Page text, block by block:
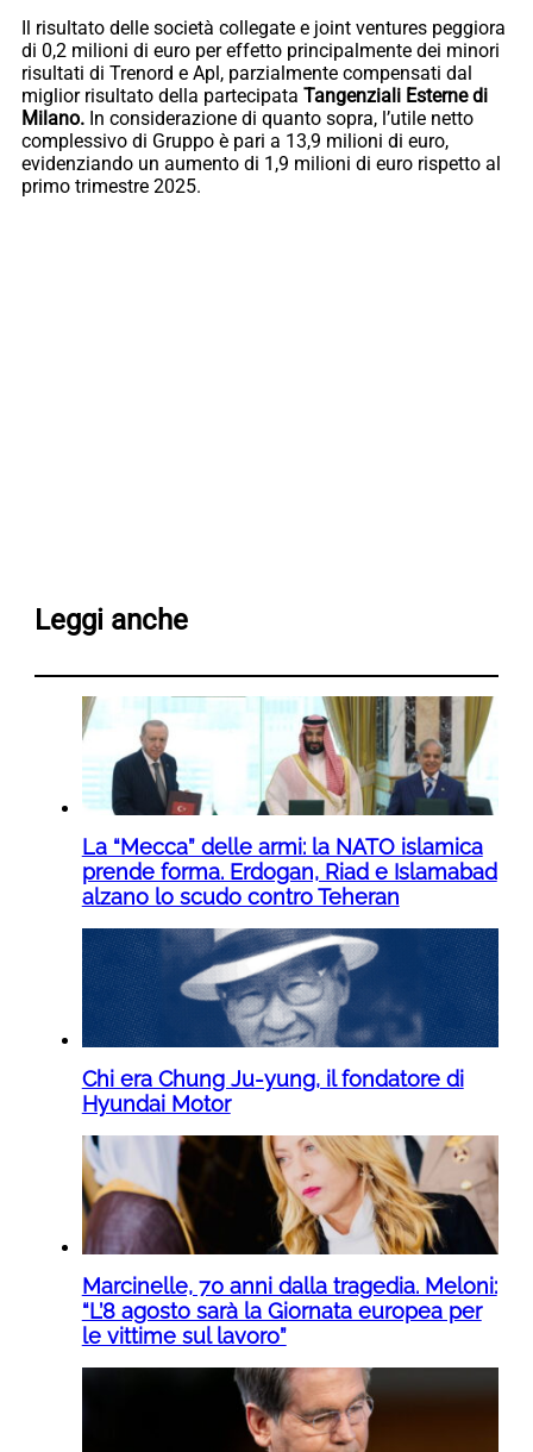
Il risultato delle società collegate e joint ventures peggiora
di 0,2 milioni di euro per effetto principalmente dei minori
risultati di Trenord e Apl, parzialmente compensati dal
miglior risultato della partecipata Tangenziali Esterne di
Milano. In considerazione di quanto sopra, l’utile netto
complessivo di Gruppo è pari a 13,9 milioni di euro,
evidenziando un aumento di 1,9 milioni di euro rispetto al
primo trimestre 2025.
Leggi anche
La “Mecca” delle armi: la NATO islamica
prende forma. Erdogan, Riad e Islamabad
alzano lo scudo contro Teheran
Chi era Chung Ju-yung, il fondatore di
Hyundai Motor
Marcinelle, 70 anni dalla tragedia. Meloni:
“L’8 agosto sarà la Giornata europea per
le vittime sul lavoro”